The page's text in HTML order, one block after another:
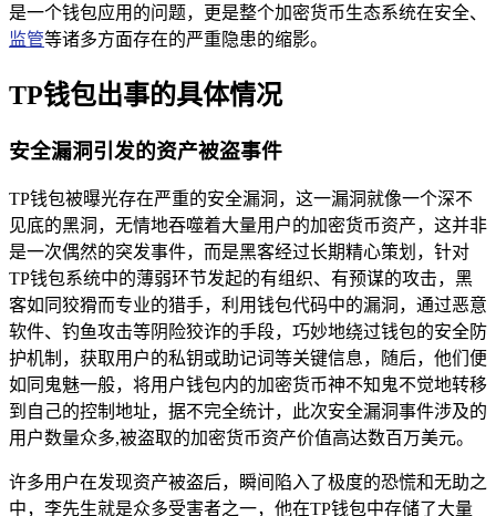
是一个钱包应用的问题，更是整个加密货币生态系统在安全、
监管等诸多方面存在的严重隐患的缩影。
TP钱包出事的具体情况
安全漏洞引发的资产被盗事件
TP钱包被曝光存在严重的安全漏洞，这一漏洞就像一个深不
见底的黑洞，无情地吞噬着大量用户的加密货币资产，这并非
是一次偶然的突发事件，而是黑客经过长期精心策划，针对
TP钱包系统中的薄弱环节发起的有组织、有预谋的攻击，黑
客如同狡猾而专业的猎手，利用钱包代码中的漏洞，通过恶意
软件、钓鱼攻击等阴险狡诈的手段，巧妙地绕过钱包的安全防
护机制，获取用户的私钥或助记词等关键信息，随后，他们便
如同鬼魅一般，将用户钱包内的加密货币神不知鬼不觉地转移
到自己的控制地址，据不完全统计，此次安全漏洞事件涉及的
用户数量众多,被盗取的加密货币资产价值高达数百万美元。
许多用户在发现资产被盗后，瞬间陷入了极度的恐慌和无助之
中，李先生就是众多受害者之一，他在TP钱包中存储了大量